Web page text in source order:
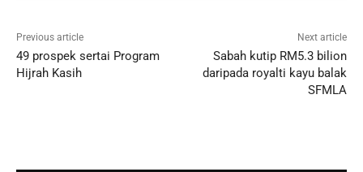
Previous article
49 prospek sertai Program
Hijrah Kasih
Next article
Sabah kutip RM5.3 bilion
daripada royalti kayu balak
SFMLA